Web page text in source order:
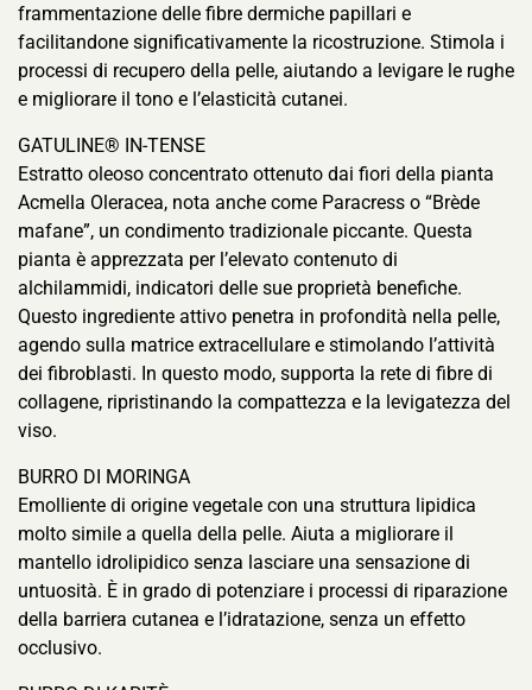
frammentazione delle fibre dermiche papillari e
facilitandone significativamente la ricostruzione. Stimola i
processi di recupero della pelle, aiutando a levigare le rughe
e migliorare il tono e l’elasticità cutanei.
GATULINE® IN-TENSE
Estratto oleoso concentrato ottenuto dai fiori della pianta
Acmella Oleracea, nota anche come Paracress o “Brède
mafane”, un condimento tradizionale piccante. Questa
pianta è apprezzata per l’elevato contenuto di
alchilammidi, indicatori delle sue proprietà benefiche.
Questo ingrediente attivo penetra in profondità nella pelle,
agendo sulla matrice extracellulare e stimolando l’attività
dei fibroblasti. In questo modo, supporta la rete di fibre di
collagene, ripristinando la compattezza e la levigatezza del
viso.
BURRO DI MORINGA
Emolliente di origine vegetale con una struttura lipidica
molto simile a quella della pelle. Aiuta a migliorare il
mantello idrolipidico senza lasciare una sensazione di
untuosità. È in grado di potenziare i processi di riparazione
della barriera cutanea e l’idratazione, senza un effetto
occlusivo.